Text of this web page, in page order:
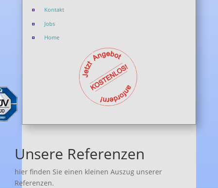
Kontakt
Jobs
Home
Unsere Referenzen
hier finden Sie einen kleinen Auszug unserer
Referenzen.